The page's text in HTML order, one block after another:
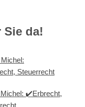
da!
Steuerrecht
✔️Erbrecht,